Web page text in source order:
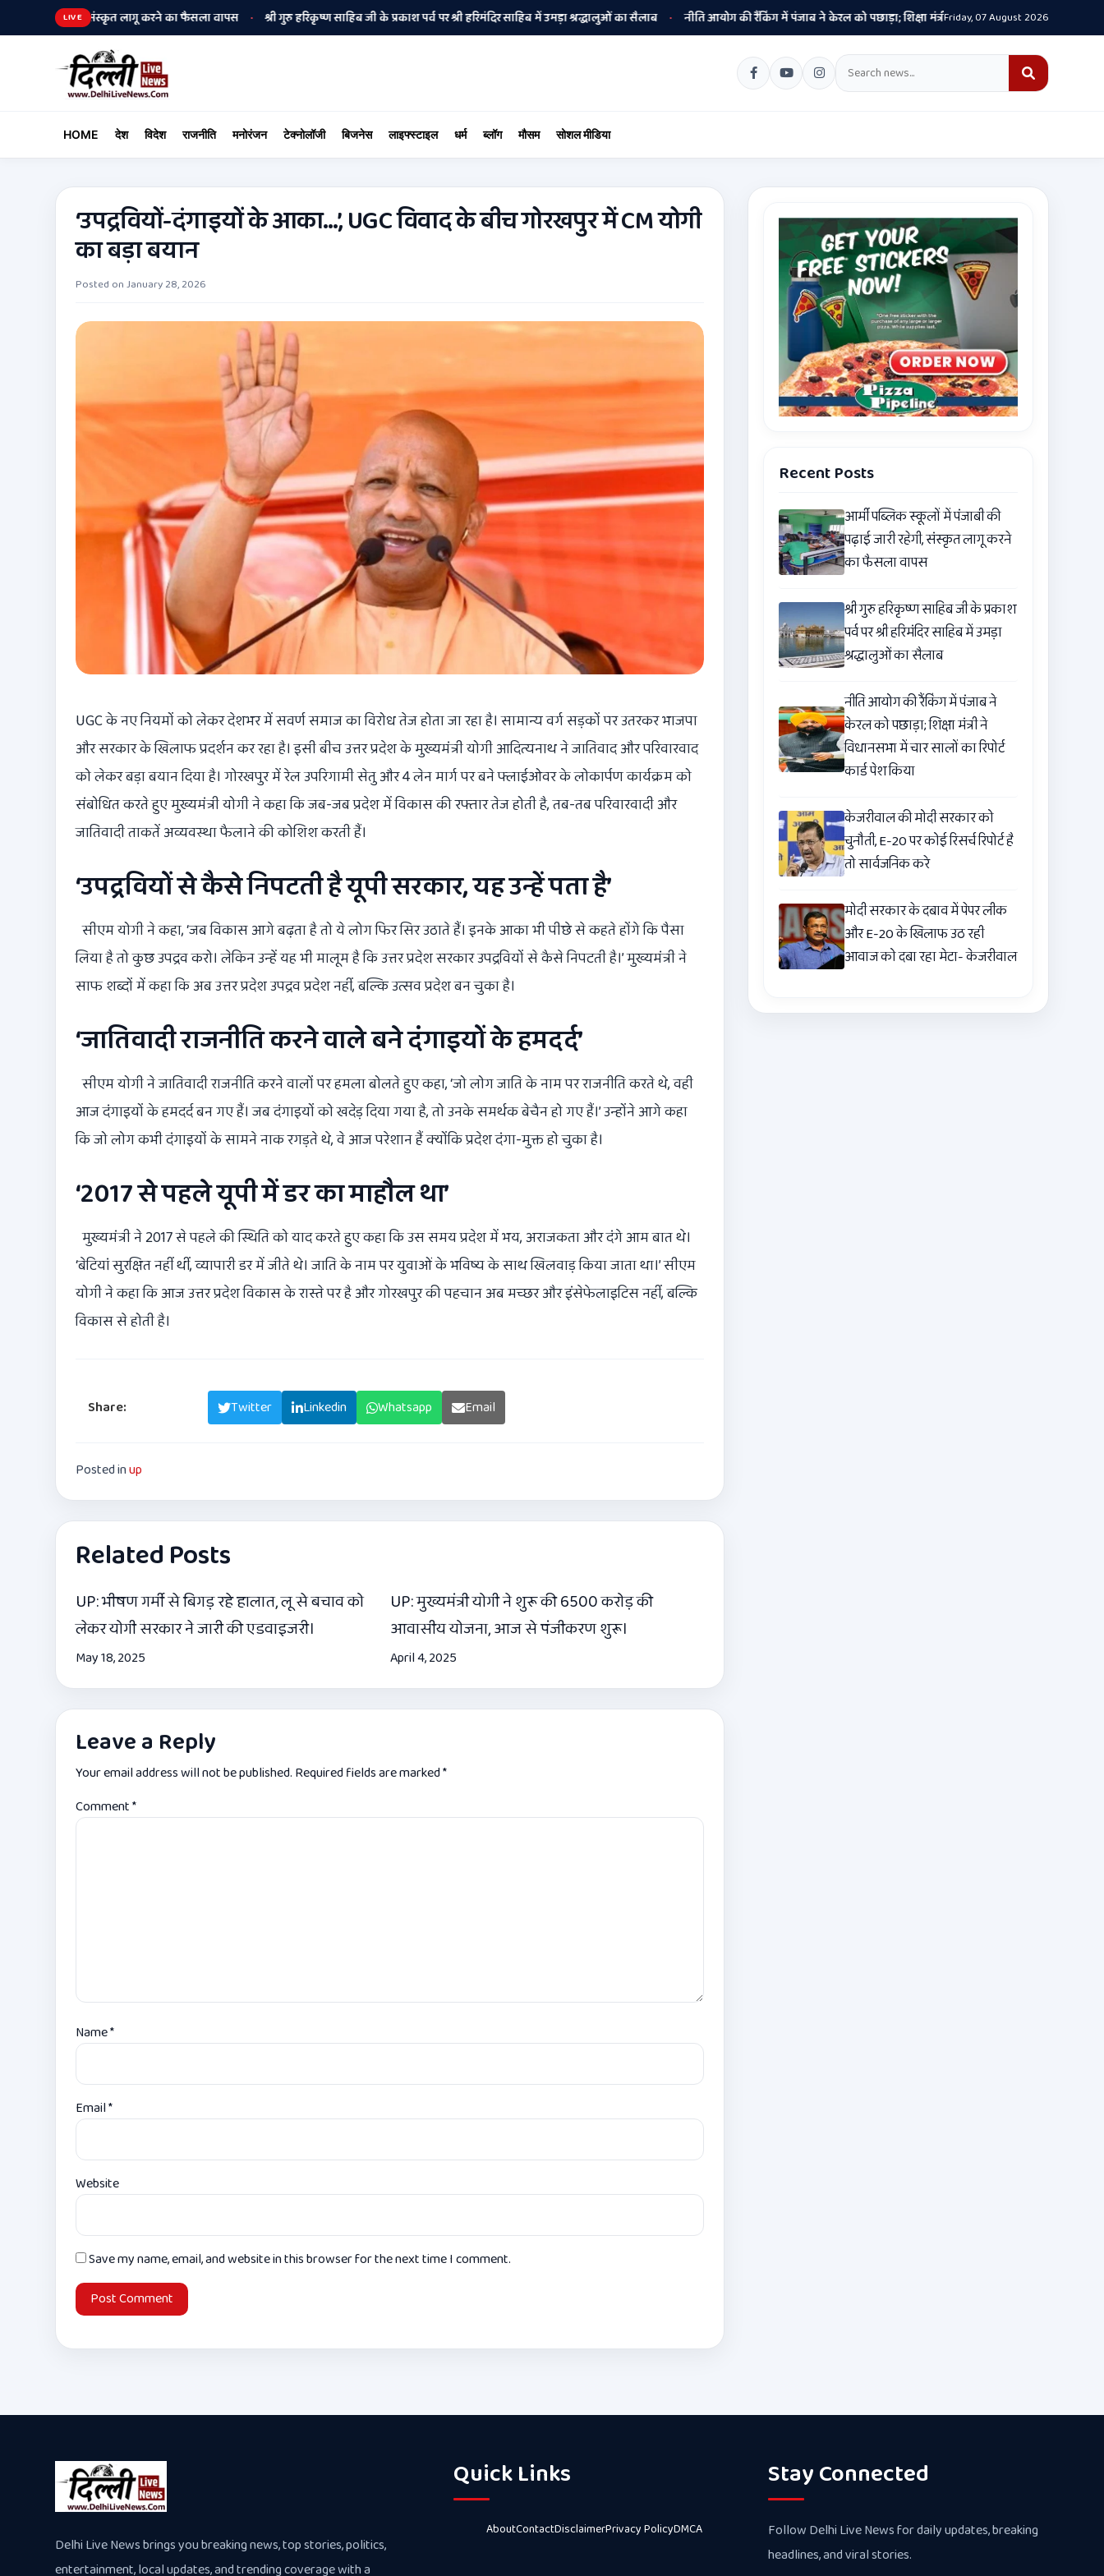
LIVE
रहेगी, संस्कृत लागू करने का फैसला वापस • श्री गुरु हरिकृष्ण साहिब जी के प्रकाश पर्व पर श्री हरिमंदिर साहिब में उमड़ा श्रद्धालुओं का सैलाब • नीति आयोग की रैंकिंग में पंजाब ने केरल को पछाड़ा; शिक्षा मंत्री ने विधानसभा में चार सालों का रिपोर्ट कार्ड पेश
Friday, 07 August 2026
HOME देश विदेश राजनीति मनोरंजन टेक्नोलॉजी बिजनेस लाइफ्स्टाइल धर्म ब्लॉग मौसम सोशल मीडिया
‘उपद्रवियों-दंगाइयों के आका…’, UGC विवाद के बीच गोरखपुर में CM योगी
का बड़ा बयान
Posted onJanuary 28, 2026
UGC के नएनियमों को लेकर देशभर में सवर्ण समाज का विरोध तेज होता जा रहा है। सामान्य वर्ग सड़कों पर उतरकर भाजपा
और सरकार के खिलाफ प्रदर्शन कर रहा है। इसी बीच उत्तर प्रदेश के मुख्यमंत्री योगी आदित्यनाथ ने जातिवाद और परिवारवाद
को लेकर बड़ा बयान दिया है। गोरखपुर में रेल उपरिगामी सेतु और 4 लेन मार्ग पर बने फ्लाईओवर के लोकार्पण कार्यक्रम को
संबोधित करते हुए मुख्यमंत्री योगी ने कहा कि जब-जब प्रदेश में विकास की रफ्तार तेज होती है, तब-तब परिवारवादी और
जातिवादी ताकतें अव्यवस्था फैलाने की कोशिश करती हैं।
‘उपद्रवियों से कैसे निपटती है यूपी सरकार, यह उन्हें पता है’
सीएम योगी ने कहा, ‘जब विकास आगे बढ़ता है तो ये लोग फिर सिर उठाते हैं। इनके आका भी पीछे से कहते होंगे कि पैसा
लिया है तो कुछ उपद्रव करो। लेकिन उन्हें यह भी मालूम है कि उत्तर प्रदेश सरकार उपद्रवियों से कैसे निपटती है।’ मुख्यमंत्री ने
साफ शब्दों में कहा कि अब उत्तर प्रदेश उपद्रव प्रदेश नहीं, बल्कि उत्सव प्रदेश बन चुका है।
‘जातिवादी राजनीति करने वाले बने दंगाइयों के हमदर्द’
सीएम योगी ने जातिवादी राजनीति करने वालों पर हमला बोलते हुए कहा, ‘जो लोग जाति के नाम पर राजनीति करते थे, वही
आज दंगाइयों के हमदर्द बन गए हैं। जब दंगाइयों को खदेड़ दिया गया है, तो उनके समर्थक बेचैन हो गए हैं।’ उन्होंने आगे कहा
कि जो लोग कभी दंगाइयों के सामने नाक रगड़ते थे, वे आज परेशान हैं क्योंकि प्रदेश दंगा-मुक्त हो चुका है।
‘2017 से पहले यूपी में डर का माहौल था’
मुख्यमंत्री ने 2017 से पहले की स्थिति को याद करते हुए कहा कि उस समय प्रदेश में भय, अराजकता और दंगे आम बात थे।
‘बेटियां सुरक्षित नहीं थीं, व्यापारी डर में जीते थे। जाति के नाम पर युवाओं के भविष्य के साथ खिलवाड़ किया जाता था।’ सीएम
योगी ने कहा कि आज उत्तर प्रदेश विकास के रास्ते पर है और गोरखपुर की पहचान अब मच्छर और इंसेफेलाइटिस नहीं, बल्कि
विकास से होती है।
Share: Twitter Linkedin Whatsapp Email
Posted inup
Related Posts
UP: भीषण गर्मी से बिगड़ रहे हालात, लू से बचाव को
लेकर योगी सरकार ने जारी की एडवाइजरी।
May 18, 2025
UP: मुख्यमंत्री योगी ने शुरू की 6500 करोड़ की
आवासीय योजना, आज से पंजीकरण शुरू।
April 4, 2025
Leave a Reply
Your email address will not be published. Required fields are marked*
Comment*
Name*
Email*
Website
Save my name, email, and website in this browser for the next time I comment.
Recent Posts
आर्मी पब्लिक स्कूलों में पंजाबी की
पढ़ाई जारी रहेगी, संस्कृत लागू करने
का फैसला वापस
श्री गुरु हरिकृष्ण साहिब जी के प्रकाश
पर्व पर श्री हरिमंदिर साहिब में उमड़ा
श्रद्धालुओं का सैलाब
नीति आयोग की रैंकिंग में पंजाब ने
केरल को पछाड़ा; शिक्षा मंत्री ने
विधानसभा में चार सालों का रिपोर्ट
कार्ड पेश किया
केजरीवाल की मोदी सरकार को
चुनौती, E-20 पर कोई रिसर्च रिपोर्ट है
तो सार्वजनिक करे
मोदी सरकार के दबाव में पेपर लीक
और E-20 के खिलाफ उठ रही
आवाज को दबा रहा मेटा- केजरीवाल
Delhi Live News brings you breaking news, top stories, politics,
entertainment, local updates, and trending coverage with a
Quick Links
AboutContactDisclaimerPrivacy PolicyDMCA
Stay Connected
Follow Delhi Live News for daily updates, breaking
headlines, and viral stories.